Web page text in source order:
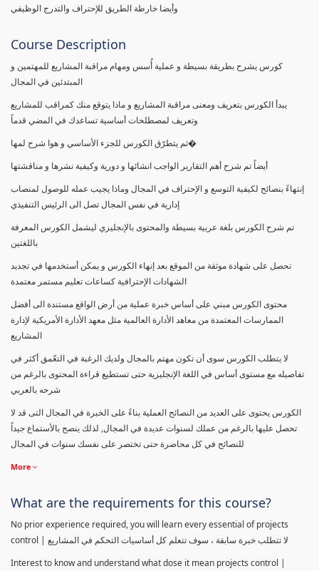
وأيضا خارطة الطريق للإحتراف والتدرج الوظيفي
Course Description
كورس يشرح بطريقة بسيطة و عملية أُسس ومهام مراقبة المشاريع للمهتمين و
المبتدئين في المجال
يبدأ الكورس بتعريف ومعنى مراقبة المشاريع و ماذا يتوقع منك كمراقب للمشاريع
وتعريف لمصطلحات أساسية تساعدك في المضي قدماً
ثم يتطرّق الكورس للجزء الأساسي و هوا شرح لمها�
أيضاً تم شرح أهم التقارير الواجب انشائها و دورية وكيفية نشرها و مناقشتها
إنتهاءً بنصائح لكيفية التوسع و الإحتراف في المجال وماذا يجيب عمله للوصول لمنصاب
إدارية في نفس المجال تصل الى الرئيس التنفيذي
تم شرح الكورس بلغة عربية بسيطة والمحتوى بالإنجليزي ليشمل الكورس المعرفة
باللغتين
تحصل على شهادة موثقة من الموقع بعد إنهاء الكورس و يمكن أستخدمها في تجديد
الشهادات الإحترافية كساعات تعليم مستمر معتمدة
محتوى الكورس مبني على أساس خبرة عملية من أرض الواقع مستندة الى أفضل
الممارسات المعتمدة من معاهد الأدارة العالمية مثل معهد الأدارة الأمريكية لإدارة
المشاريع
لا يتطلب الكورس سوى أن تكون مهتم بالمجال ولديك الرغبة في التعّمق أكثر في
تفاصيله مع مستوى أساس في اللغة الإنجليزية حتى تستطيع قراءة المحتوى بالرغم من
شرحه بالعربي
الكورس يحتوى على العديد من النصائح العملية بناءً على الخبرة في المجال التى قد لا
تحصل عليها بالرغم من عملك لسنوات عديدة في المجال, لذلك ينصح بالأستماع جيداً
للنصائح في كل محاضرة حتى تختصر على نفسك سنوات في المجال
More
What are the requirements for this course?
No prior experience required, you will learn every essential of projects
control | لا تتطلب خبرة سابقة ، سوف تتعلم كل أساسيات التحكم في المشاريع
Interest to know and understand what dose it mean projects control |